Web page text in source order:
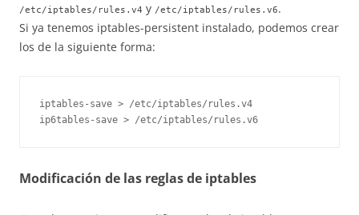
/etc/iptables/rules.v4 y /etc/iptables/rules.v6.
Si ya tenemos iptables-persistent instalado, podemos crear
los de la siguiente forma:
iptables-save > /etc/iptables/rules.v4
Modificación de las reglas de iptables